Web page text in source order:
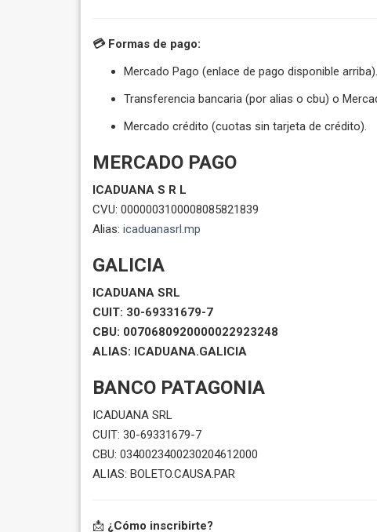
💳 Formas de pago:
Mercado Pago (enlace de pago disponible arriba).
Transferencia bancaria (por alias o cbu) o
Mercado crédito (cuotas sin tarjeta de crédito).
MERCADO PAGO
ICADUANA S R L
CVU: 0000003100008085821839
Alias: icaduanasrl.mp
GALICIA
ICADUANA SRL
CUIT: 30-69331679-7
CBU: 0070680920000022923248
ALIAS: ICADUANA.GALICIA
BANCO PATAGONIA
ICADUANA SRL
CUIT: 30-69331679-7
CBU: 0340023400230204612000
ALIAS: BOLETO.CAUSA.PAR
📩 ¿Cómo inscribirte?